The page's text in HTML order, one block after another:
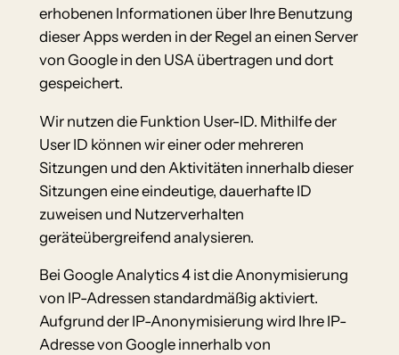
erhobenen Informationen über Ihre Benutzung
dieser Apps werden in der Regel an einen Server
von Google in den USA übertragen und dort
gespeichert.
Wir nutzen die Funktion User-ID. Mithilfe der
User ID können wir einer oder mehreren
Sitzungen und den Aktivitäten innerhalb dieser
Sitzungen eine eindeutige, dauerhafte ID
zuweisen und Nutzerverhalten
geräteübergreifend analysieren.
Bei Google Analytics 4 ist die Anonymisierung
von IP-Adressen standardmäßig aktiviert.
Aufgrund der IP-Anonymisierung wird Ihre IP-
Adresse von Google innerhalb von